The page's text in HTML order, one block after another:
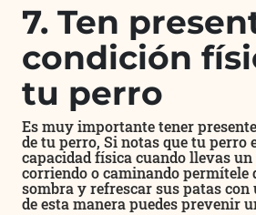
7. Ten
condición
tu perro
Es muy importante tener
de tu perro, Si notas que tu perro
capacidad física cuando llevas
corriendo o caminando permítele
sombra y refrescar sus patas con
de esta manera puedes prevenir